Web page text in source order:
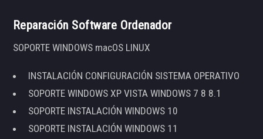
Reparación Software Ordenador
SOPORTE WINDOWS macOS LINUX
INSTALACIÓN CONFIGURACIÓN SISTEMA OPERATIVO
SOPORTE WINDOWS XP VISTA WINDOWS 7 8 8.1
SOPORTE INSTALACIÓN WINDOWS 10
SOPORTE INSTALACIÓN WINDOWS 11